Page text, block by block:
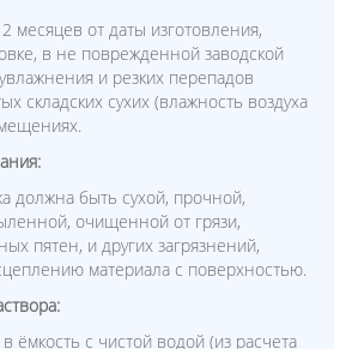
месяцев от даты изготовления,
в не поврежденной заводской
и резких перепадов
складских сухих (влажность воздуха
должна быть сухой, прочной,
очищенной от грязи,
пятен, и других загрязнений,
материала с поверхностью.
ёмкость с чистой водой (из расчета